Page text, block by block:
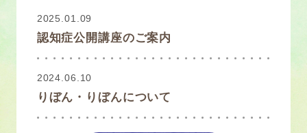
2025.01.09
認知症公開講座のご案内
2024.06.10
りぼん・りぼんについて